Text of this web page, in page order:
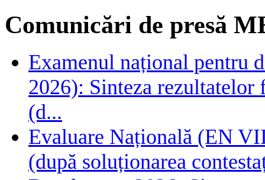
Comunicări de presă
Examenul național pentru
2026): Sinteza rezultatelor
(d...
Evaluare Națională (EN
(după soluționarea